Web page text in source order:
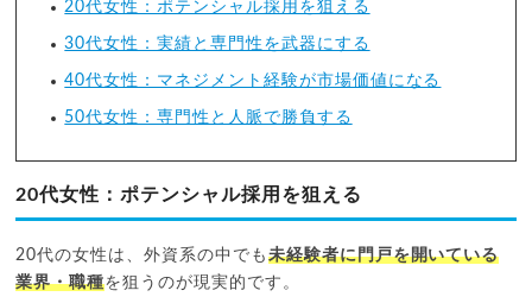
20代女性：ポテンシャル採用を狙える
30代女性：実績と専門性を武器にする
40代女性：マネジメント経験が市場価値になる
50代女性：専門性と人脈で勝負する
20代女性：ポテンシャル採用を狙える
20代の女性は、外資系の中でも 未経験者に門戸を開いている
業界・職種を狙うのが現実的です。